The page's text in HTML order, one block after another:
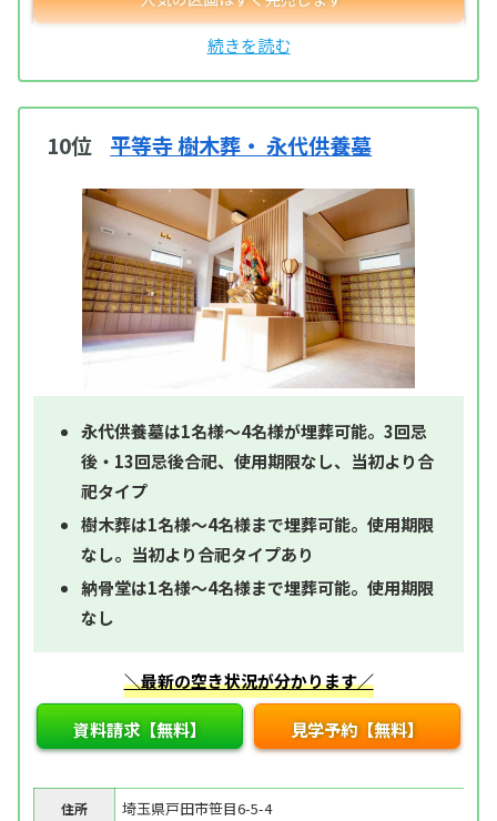
10位 平等寺 樹木葬・ 永代供養墓
永代供養墓は1名様～4名様が埋葬可能。3回忌
後・13回忌後合祀、使用期限なし、当初より合
祀タイプ
樹木葬は1名様～4名様まで埋葬可能。使用期限
なし。当初より合祀タイプあり
納骨堂は1名様～4名様まで埋葬可能。使用期限
なし
＼最新の空き状況が分かります／
資料請求【無料】 見学予約【無料】
住所 埼玉県戸田市笹目6-5-4